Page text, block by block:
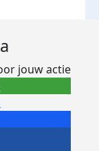
jouw actie